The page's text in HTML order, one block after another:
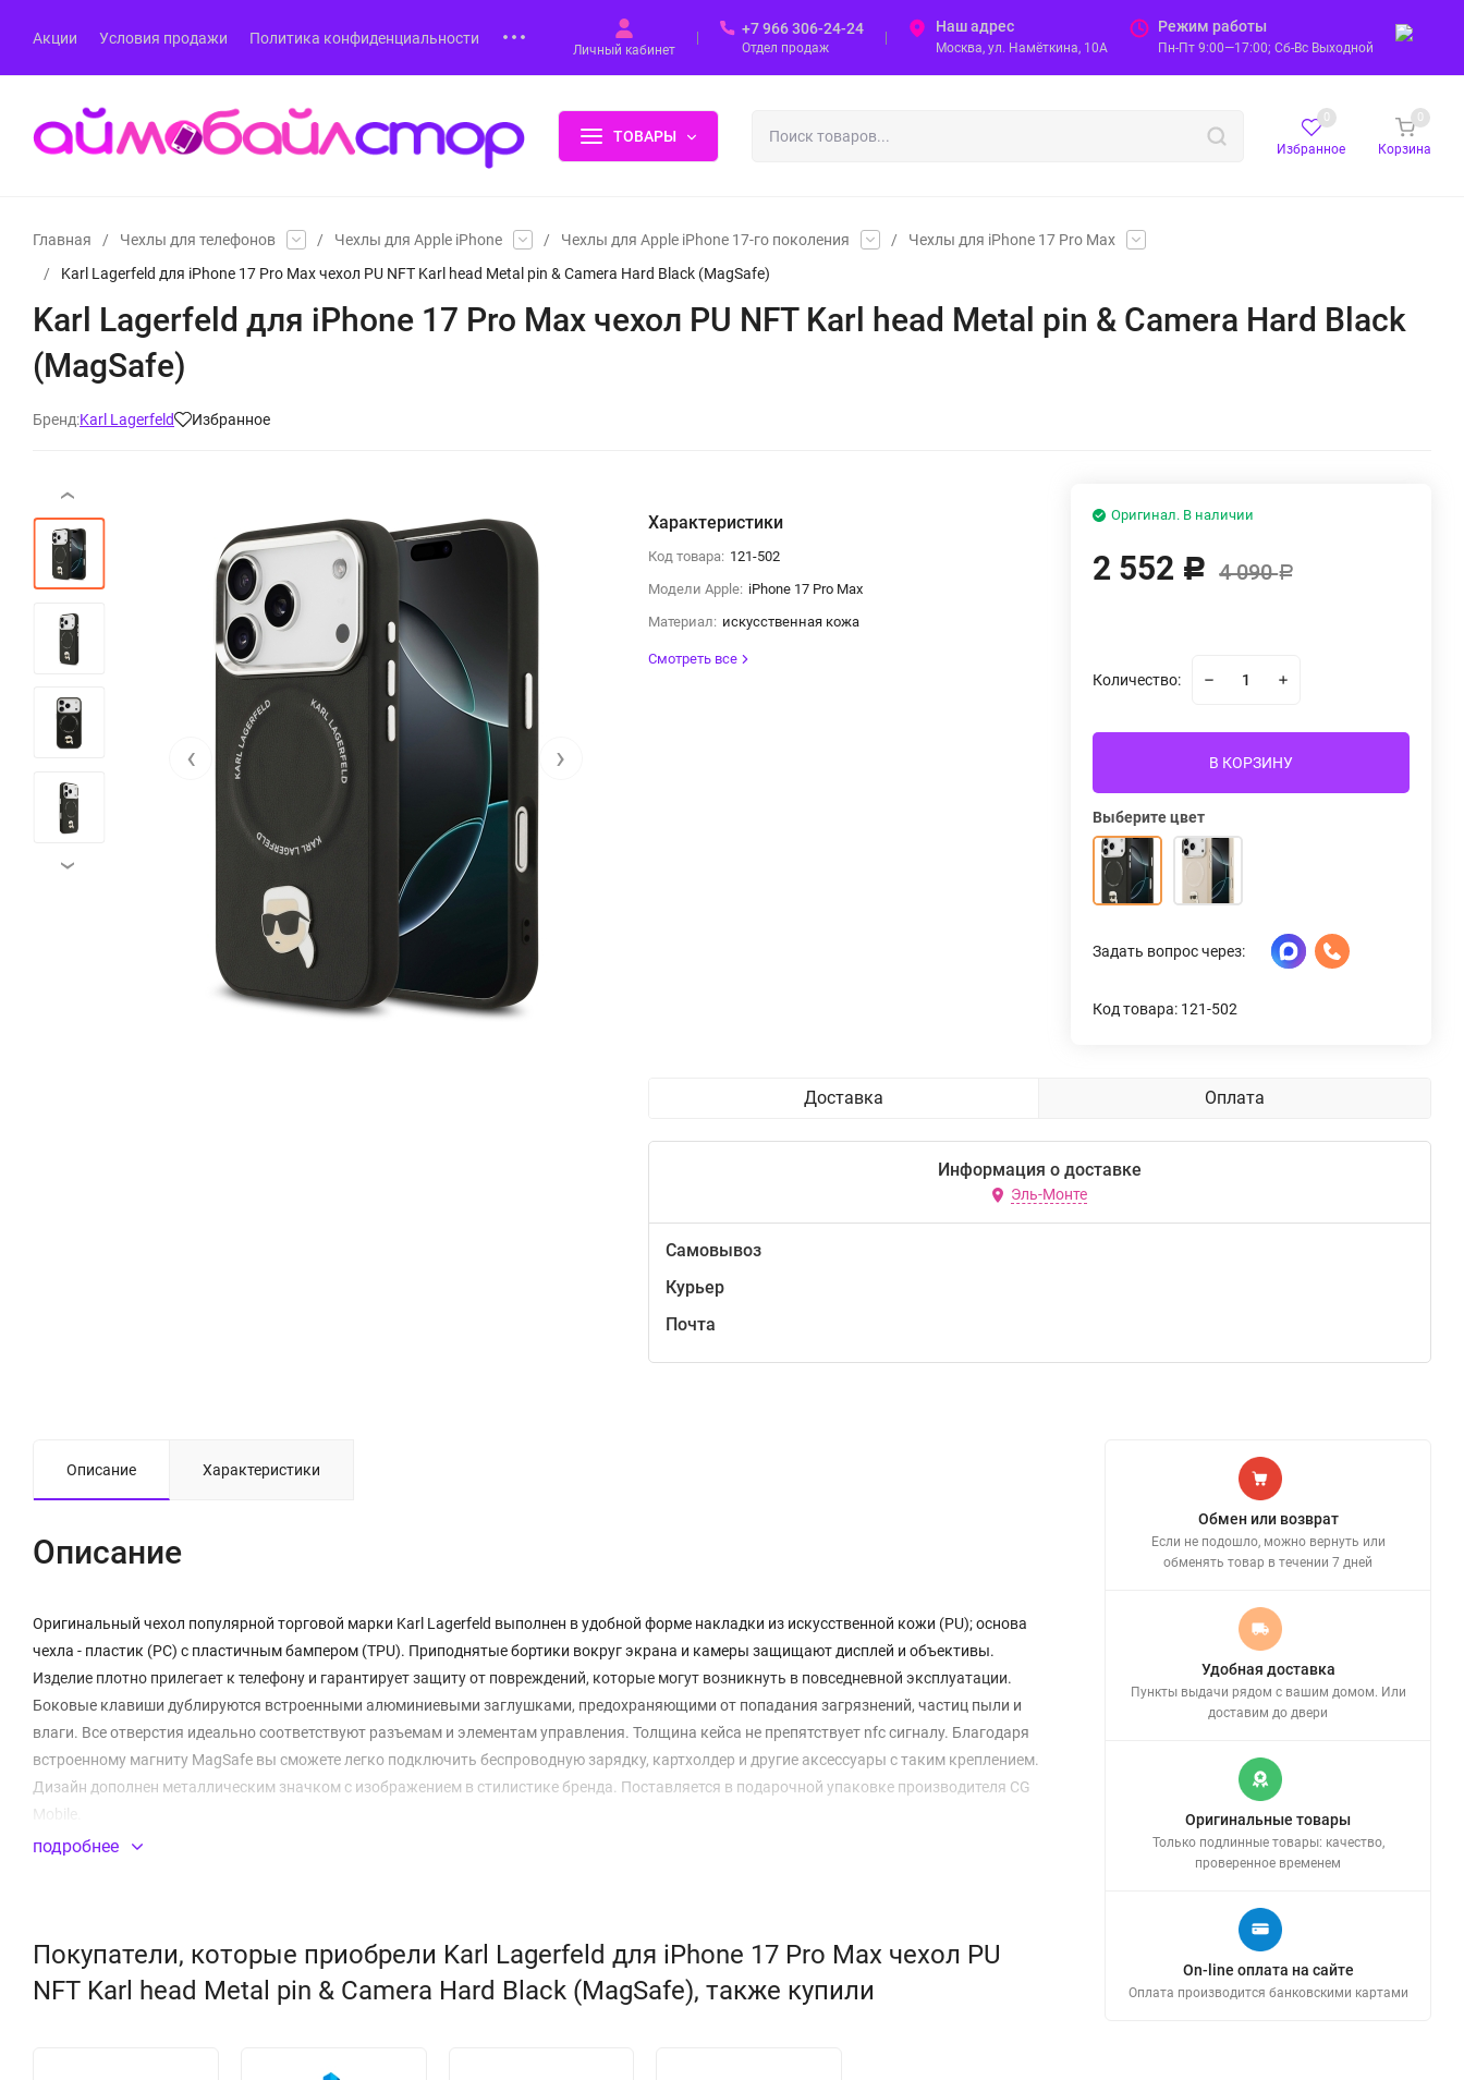
Акции Условия продажи Политика конфиденциальности
Личный кабинет
+7 966 306-24-24
Отдел продаж
Наш адрес
Москва, ул. Намёткина, 10А
Режим работы
Пн-Пт 9:00—17:00; Сб-Вс Выходной
ТОВАРЫ
Избранное
0
Корзина
0
Главная / Чехлы для телефонов / Чехлы для Apple iPhone / Чехлы для Apple iPhone 17-го поколения /
Чехлы для iPhone 17 Pro Max
/
Karl Lagerfeld для iPhone 17 Pro Max чехол PU NFT Karl head Metal pin & Camera Hard Black (MagSafe)
Karl Lagerfeld для iPhone 17 Pro Max чехол PU NFT Karl head Metal pin & Camera Hard Black
(MagSafe)
Бренд:Karl Lagerfeld Избранное
‹ ›
‹
›
Характеристики
Код товара: 121-502
Модели Apple: iPhone 17 Pro Max
Материал: искусственная кожа
Смотреть все
Оригинал. В наличии
2 552 Р 4 090Р
Количество:
В КОРЗИНУ
Выберите цвет
Задать вопрос через:
Код товара: 121-502
Доставка Оплата
Информация о доставке
Эль-Монте
Самовывоз
Курьер
Почта
Описание Характеристики
Описание
Оригинальный чехол популярной торговой марки Karl Lagerfeld выполнен в удобной форме накладки из искусственной кожи (PU); основа
чехла - пластик (PC) с пластичным бампером (TPU). Приподнятые бортики вокруг экрана и камеры защищают дисплей и объективы.
Изделие плотно прилегает к телефону и гарантирует защиту от повреждений, которые могут возникнуть в повседневной эксплуатации.
Боковые клавиши дублируются встроенными алюминиевыми заглушками, предохраняющими от попадания загрязнений, частиц пыли и
влаги. Все отверстия идеально соответствуют разъемам и элементам управления. Толщина кейса не препятствует nfc сигналу. Благодаря
встроенному магниту MagSafe вы сможете легко подключить беспроводную зарядку, картхолдер и другие аксессуары с таким креплением.
Дизайн дополнен металлическим значком с изображением в стилистике бренда. Поставляется в подарочной упаковке производителя CG
Mobile.
подробнее
Покупатели, которые приобрели Karl Lagerfeld для iPhone 17 Pro Max чехол PU
NFT Karl head Metal pin & Camera Hard Black (MagSafe), также купили
Обмен или возврат
Если не подошло, можно вернуть или
обменять товар в течении 7 дней
Удобная доставка
Пункты выдачи рядом с вашим домом. Или
доставим до двери
Оригинальные товары
Только подлинные товары: качество,
проверенное временем
On-line оплата на сайте
Оплата производится банковскими картами